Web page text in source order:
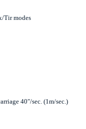
Tir modes
40″/sec. (1m/sec.)